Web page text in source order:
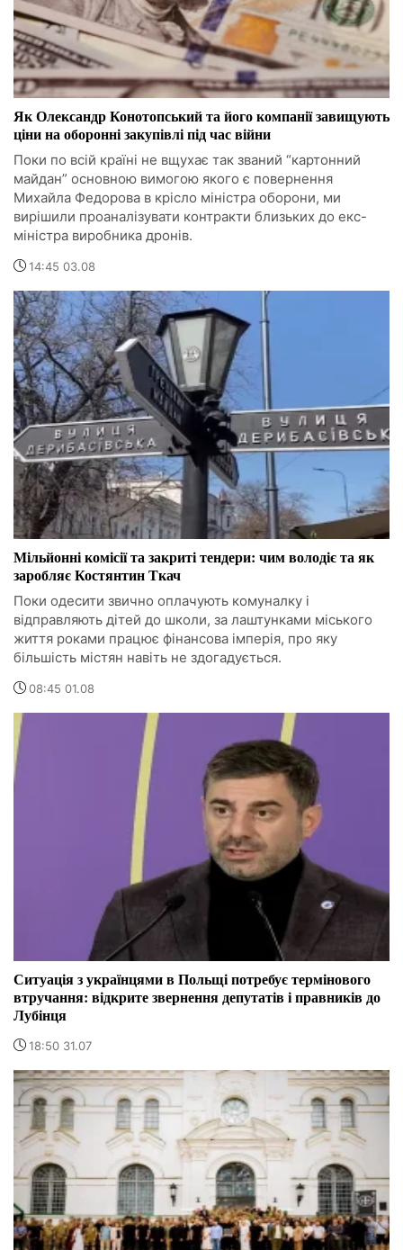
Як Олександр Конотопський та його компанії завищують
ціни на оборонні закупівлі під час війни
Поки по всій країні не вщухає так званий “картонний
майдан” основною вимогою якого є повернення
Михайла Федорова в крісло міністра оборони, ми
вирішили проаналізувати контракти близьких до екс-
міністра виробника дронів.
14:45 03.08
Мільйонні комісії та закриті тендери: чим володіє та як
заробляє Костянтин Ткач
Поки одесити звично оплачують комуналку і
відправляють дітей до школи, за лаштунками міського
життя роками працює фінансова імперія, про яку
більшість містян навіть не здогадується.
08:45 01.08
Ситуація з українцями в Польщі потребує термінового
втручання: відкрите звернення депутатів і правників до
Лубінця
18:50 31.07